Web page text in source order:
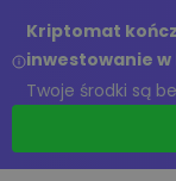
Kriptomat
inwestowanie
Twoje środki są